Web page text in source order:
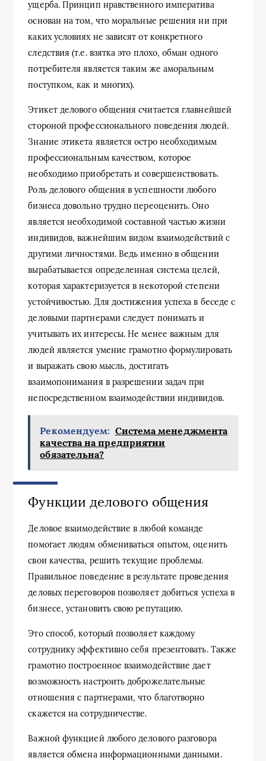
ущерба. Принцип нравственного императива
основан на том, что моральные решения ни при
каких условиях не зависят от конкретного
следствия (т.е. взятка это плохо, обман одного
потребителя является таким же аморальным
поступком, как и многих).
Этикет делового общения считается главнейшей
стороной профессионального поведения людей.
Знание этикета является остро необходимым
профессиональным качеством, которое
необходимо приобретать и совершенствовать.
Роль делового общения в успешности любого
бизнеса довольно трудно переоценить. Оно
является необходимой составной частью жизни
индивидов, важнейшим видом взаимодействий с
другими личностями. Ведь именно в общении
вырабатывается определенная система целей,
которая характеризуется в некоторой степени
устойчивостью. Для достижения успеха в беседе с
деловыми партнерами следует понимать и
учитывать их интересы. Не менее важным для
людей является умение грамотно формулировать
и выражать свою мысль, достигать
взаимопонимания в разрешении задач при
непосредственном взаимодействии индивидов.
Рекомендуем: Система менеджмента
качества на предприятии
обязательна?
Функции делового общения
Деловое взаимодействие в любой команде
помогает людям обмениваться опытом, оценить
свои качества, решить текущие проблемы.
Правильное поведение в результате проведения
деловых переговоров позволяет добиться успеха в
бизнесе, установить свою репутацию.
Это способ, который позволяет каждому
сотруднику эффективно себя презентовать. Также
грамотно построенное взаимодействие дает
возможность настроить доброжелательные
отношения с партнерами, что благотворно
скажется на сотрудничестве.
Важной функцией любого делового разговора
является обмена информационными данными.